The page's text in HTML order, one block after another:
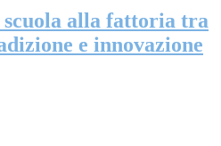
alla fattoria tra
e innovazione